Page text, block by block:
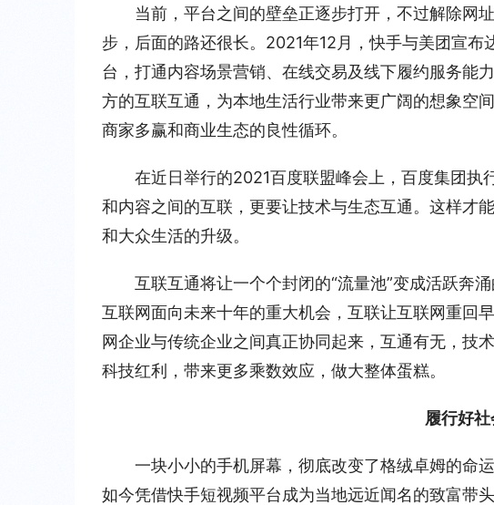
当前，平台之间的壁垒正逐步打开，不过解除网
步，后面的路还很长。2021年12月，快手与美团宣
台，打通内容场景营销、在线交易及线下履约服务能
方的互联互通，为本地生活行业带来更广阔的想象空
商家多赢和商业生态的良性循环。
在近日举行的2021百度联盟峰会上，百度集团执
和内容之间的互联，更要让技术与生态互通。这样才
和大众生活的升级。
互联互通将让一个个封闭的“流量池”变成活跃奔
互联网面向未来十年的重大机会，互联让互联网重回
网企业与传统企业之间真正协同起来，互通有无，技
科技红利，带来更多乘数效应，做大整体蛋糕。
履行好
一块小小的手机屏幕，彻底改变了格绒卓姆的命
如今凭借快手短视频平台成为当地远近闻名的致富带头